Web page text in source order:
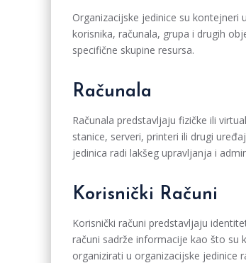
Organizacijske jedinice su
korisnika, računala, grupa i drugih
specifične skupine resursa.
Računala
Računala predstavljaju fizičke ili
stanice, serveri, printeri ili drugi
jedinica radi lakšeg upravljanja i
Korisnički Računi
Korisnički računi predstavljaju
računi sadrže informacije kao što su
organizirati u organizacijske jedinice